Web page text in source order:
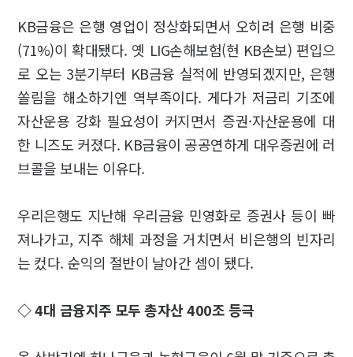
KB금융은 은행 영업이 정상화되면서 오히려 은행 비중
(71%)이 확대됐다. 옛 LIG손해보험(현 KB손보) 편입으
로 오는 3분기부터 KB금융 실적에 반영되겠지만, 은행
쏠림을 해소하기엔 역부족이다. 게다가 저금리 기조에
자산운용 강화 필요성이 커지면서 증권·자산운용에 대
한 니즈도 커졌다. KB금융이 공공연하게 대우증권에 러
브콜을 보내는 이유다.
우리은행도 지난해 우리금융 민영화로 증권사 등이 빠
져나가고, 지주 해체 과정을 거치면서 비은행의 빈자리
는 컸다. 순익의 절반이 날아간 셈이 됐다.
◇ 4대 금융지주 모두 총자산 400조 등극